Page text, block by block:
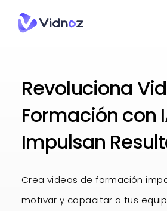
Revoluciona
Formación con
Impulsan
Crea videos de formación
motivar y capacitar a tus